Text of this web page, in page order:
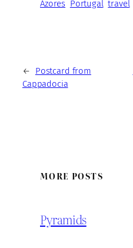
Azores Portugal travel
←
Postcard from
Cappadocia
MORE POSTS
Pyramids